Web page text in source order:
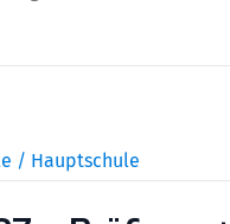
/ Hauptschule